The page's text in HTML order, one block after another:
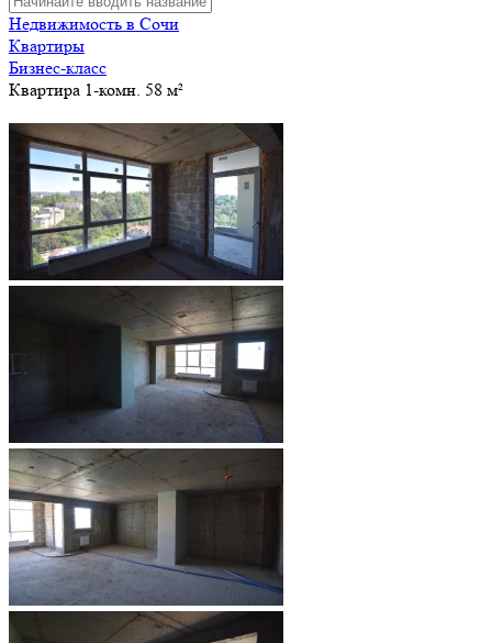
Недвижимость в Сочи
Квартиры
Бизнес-класс
Квартира 1-комн. 58 м²